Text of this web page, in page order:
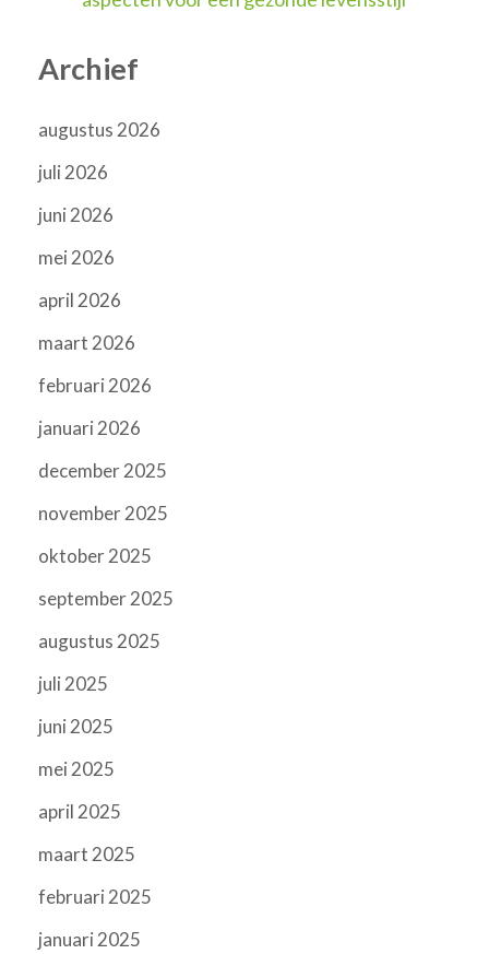
Archief
augustus 2026
juli 2026
juni 2026
mei 2026
april 2026
maart 2026
februari 2026
januari 2026
december 2025
november 2025
oktober 2025
september 2025
augustus 2025
juli 2025
juni 2025
mei 2025
april 2025
maart 2025
februari 2025
januari 2025